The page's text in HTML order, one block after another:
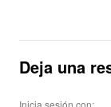
Deja una